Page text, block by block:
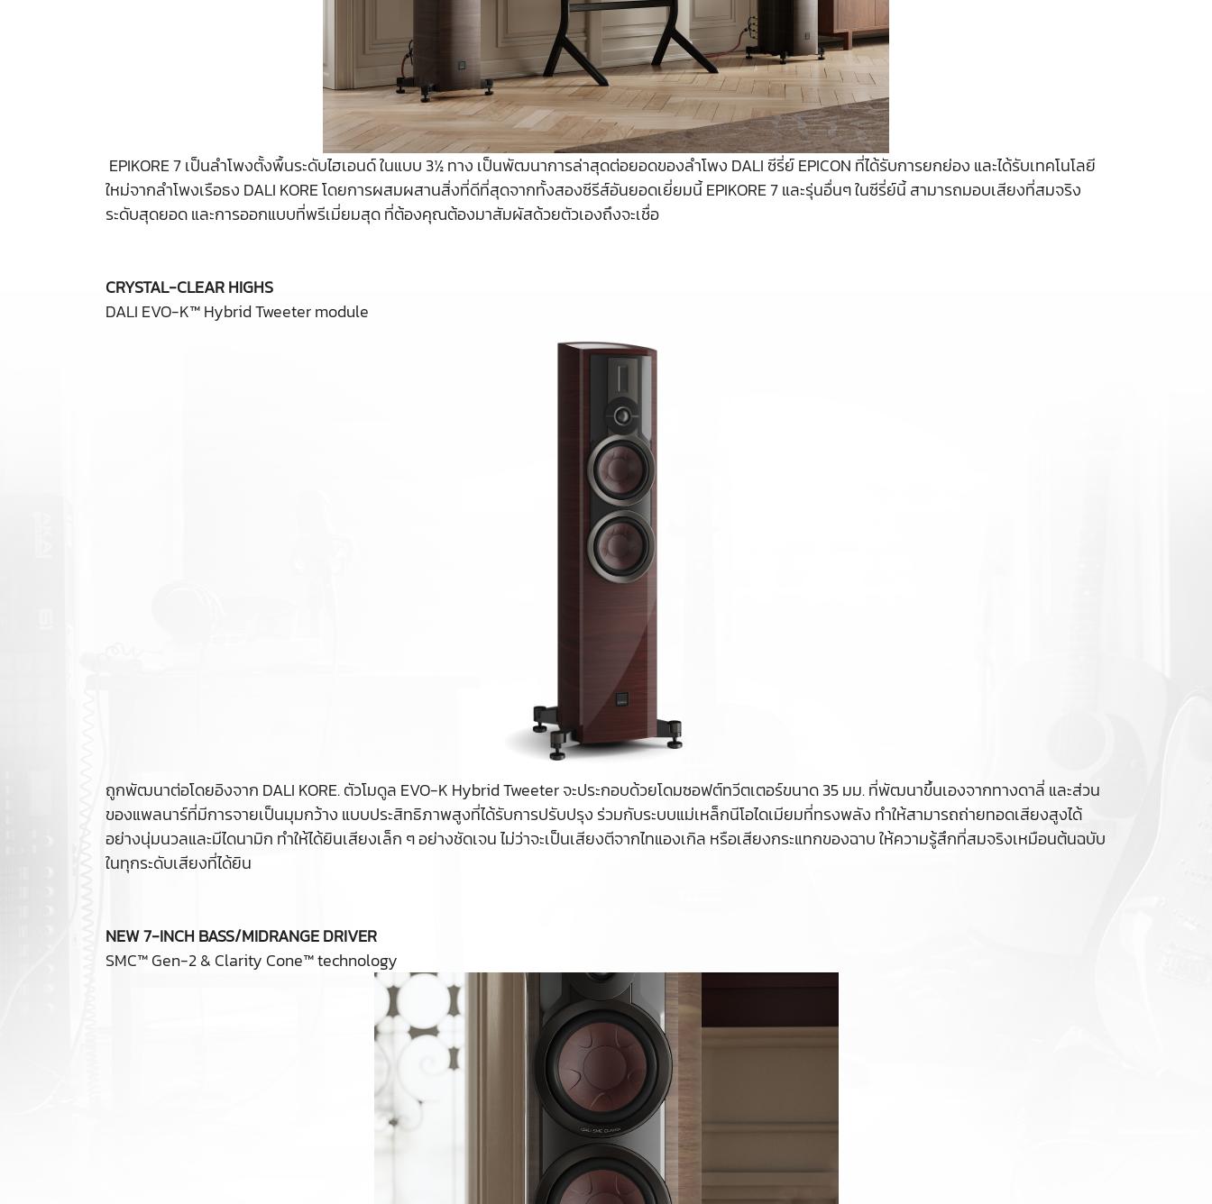
EPIKORE 7 เป็นลำโพงตั้งพื้นระดับไฮเอนด์ ในแบบ 3½ ทาง เป็นพัฒนาการล่าสุดต่อยอดของลำโพง DALI ซีรี่ย์ EPICON ที่ได้รับการยกย่อง และได้รับเทคโนโลยี
ใหม่จากลำโพงเรือธง DALI KORE โดยการผสมผสานสิ่งที่ดีที่สุดจากทั้งสองซีรีส์อันยอดเยี่ยมนี้ EPIKORE 7 และรุ่นอื่นๆ ในซีรี่ย์นี้ สามารถมอบเสียงที่สมจริง
ระดับสุดยอด และการออกแบบที่พรีเมี่ยมสุด ที่ต้องคุณต้องมาสัมผัสด้วยตัวเองถึงจะเชื่อ
CRYSTAL-CLEAR HIGHS
DALI EVO-K™ Hybrid Tweeter module
ถูกพัฒนาต่อโดยอิงจาก DALI KORE. ตัวโมดูล EVO-K Hybrid Tweeter จะประกอบด้วยโดมซอฟต์ทวีตเตอร์ขนาด 35 มม. ที่พัฒนาขึ้นเองจากทางดาลี่ และส่วน
ของแพลนาร์ที่มีการจายเป็นมุมกว้าง แบบประสิทธิภาพสูงที่ได้รับการปรับปรุง ร่วมกับระบบแม่เหล็กนีโอไดเมียมที่ทรงพลัง ทำให้สามารถถ่ายทอดเสียงสูงได้
อย่างนุ่มนวลและมีไดนามิก ทำให้ได้ยินเสียงเล็ก ๆ อย่างชัดเจน ไม่ว่าจะเป็นเสียงตีจากไทแองเกิล หรือเสียงกระแทกของฉาบ ให้ความรู้สึกที่สมจริงเหมือนต้นฉบับ
ในทุกระดับเสียงที่ได้ยิน
NEW 7-INCH BASS/MIDRANGE DRIVER
SMC™ Gen-2 & Clarity Cone™ technology